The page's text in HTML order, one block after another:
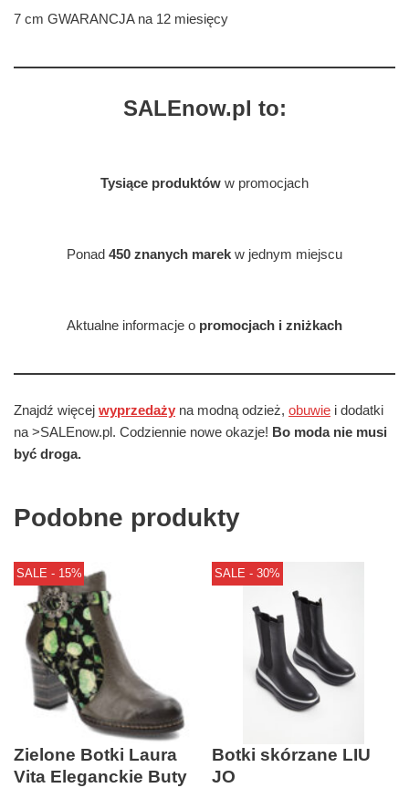
7 cm GWARANCJA na 12 miesięcy
SALEnow.pl to:
Tysiące produktów w promocjach
Ponad 450 znanych marek w jednym miejscu
Aktualne informacje o promocjach i zniżkach
Znajdź więcej wyprzedaży na modną odzież, obuwie i dodatki
na >SALEnow.pl. Codziennie nowe okazje! Bo moda nie musi
być droga.
Podobne produkty
SALE - 15%
Zielone Botki Laura
Vita Eleganckie Buty
SALE - 30%
Botki skórzane LIU
JO